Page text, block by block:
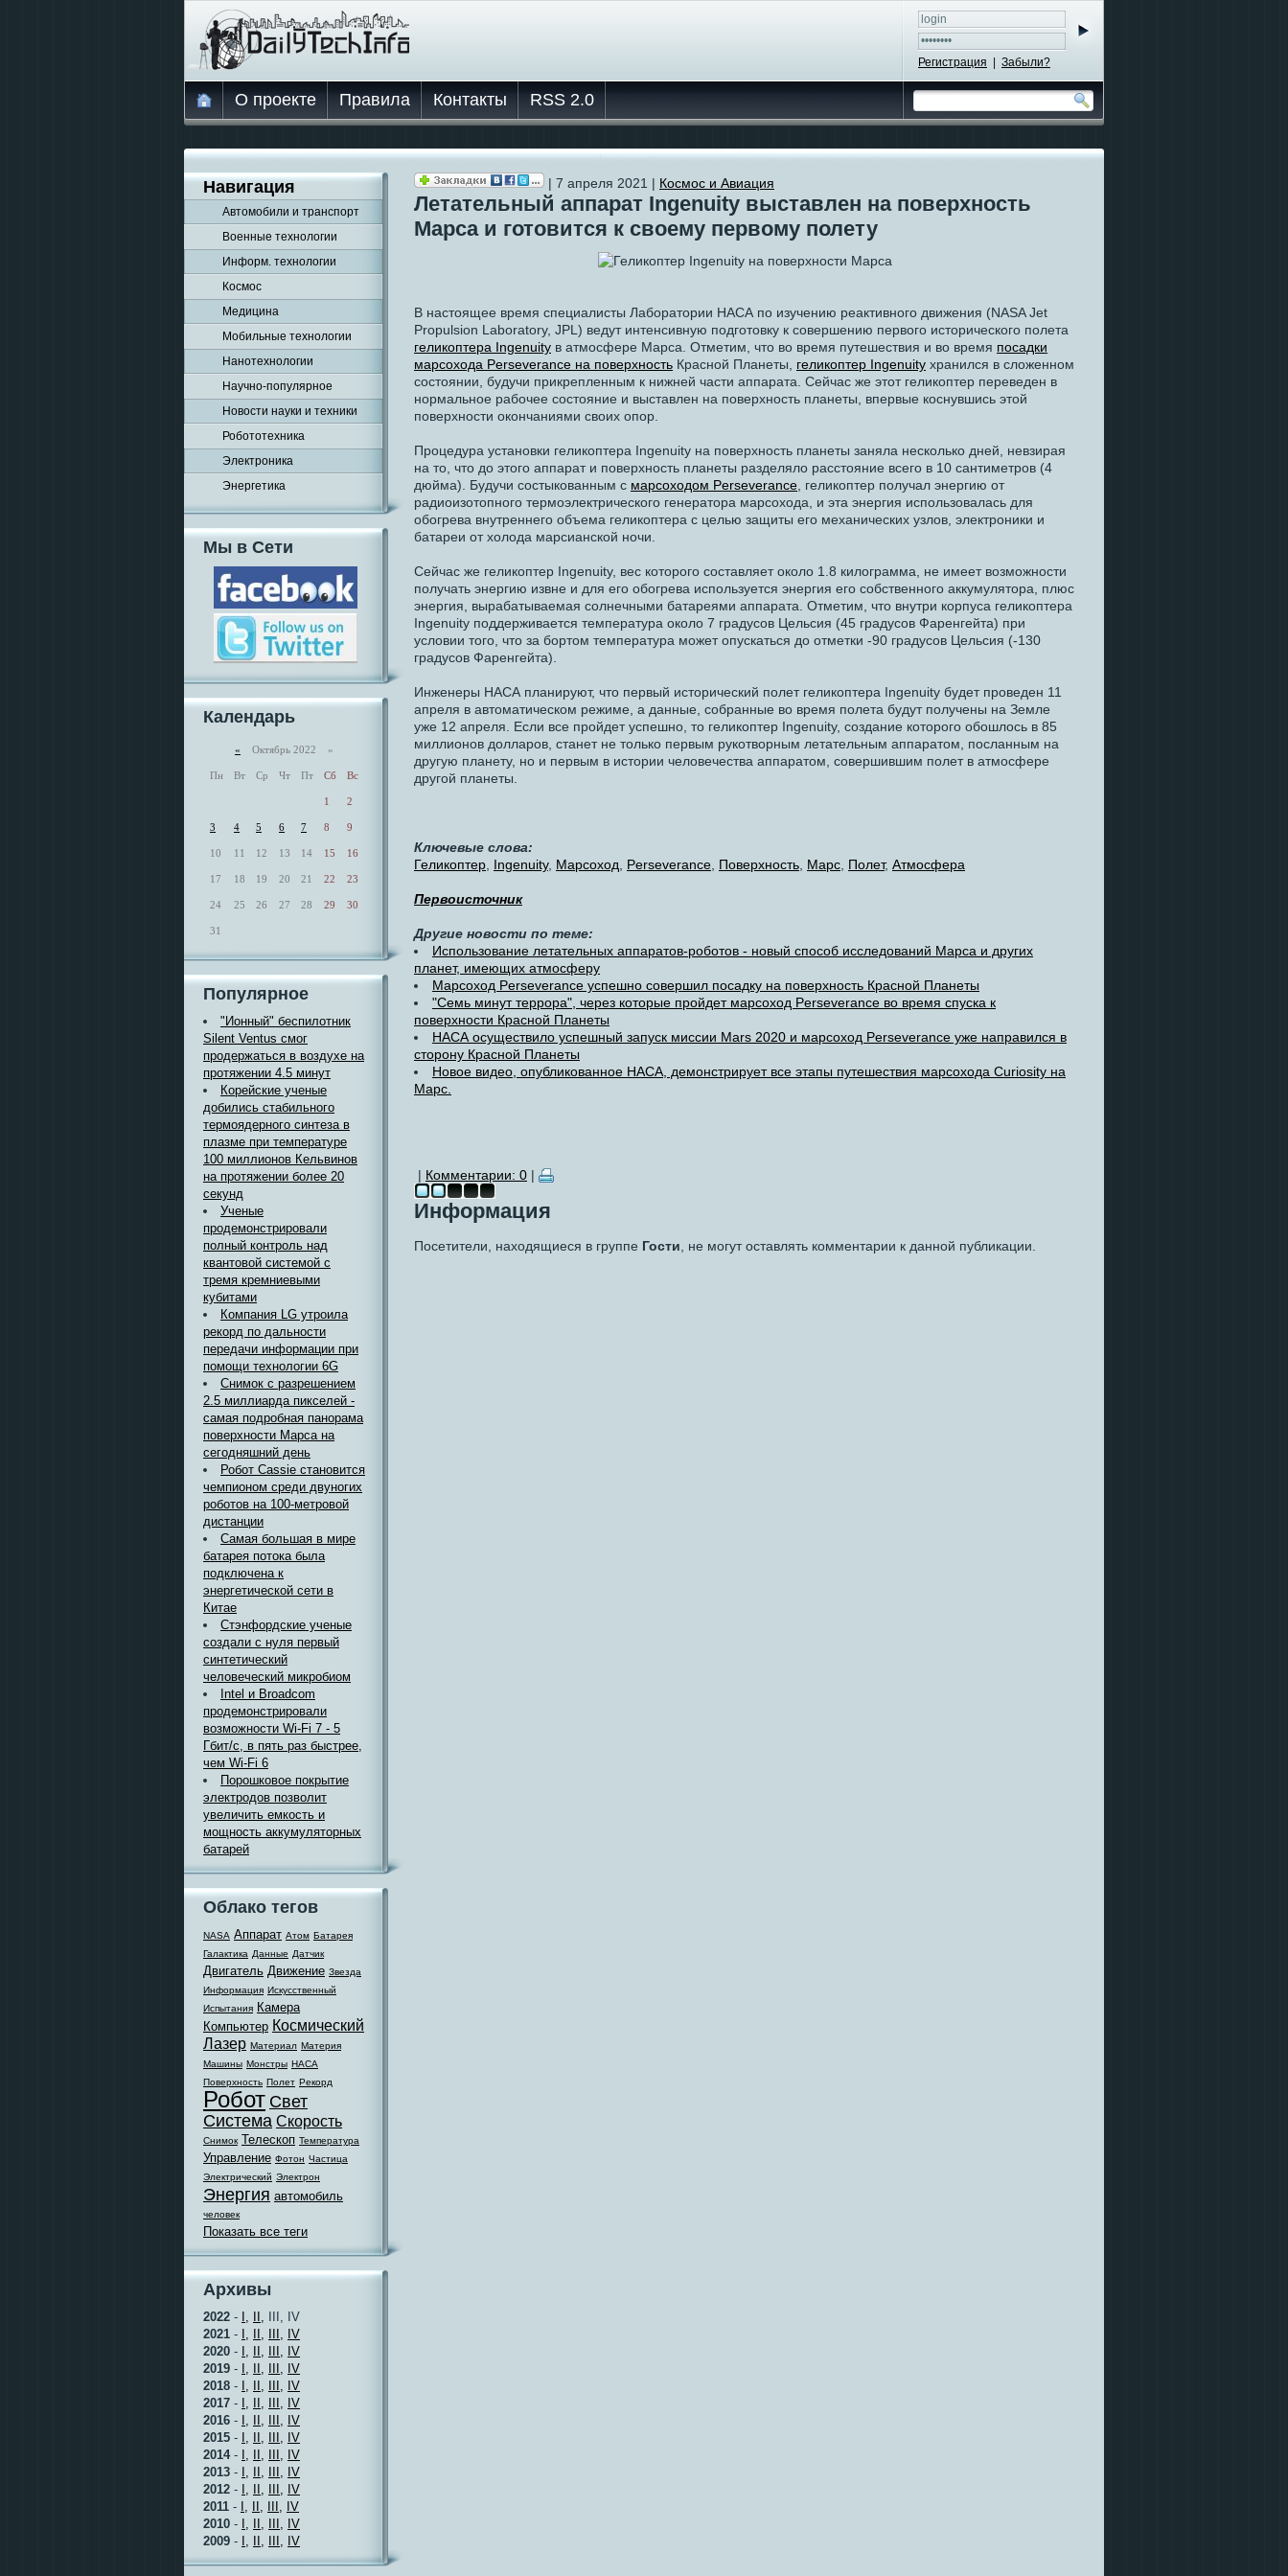
Регистрация Забыли?
О проекте Правила Контакты RSS 2.0
Навигация
Автомобили и транспорт
Военные технологии
Информ. технологии
Космос
Медицина
Мобильные технологии
Нанотехнологии
Научно-популярное
Новости науки и техники
Робототехника
Электроника
Энергетика
Мы в Сети
Календарь
« Октябрь 2022 »
Пн Вт Ср Чт Пт Сб Вс
1 2
3 4 5 6 7 8 9
10 11 12 13 14 15 16
17 18 19 20 21 22 23
24 25 26 27 28 29 30
31
Популярное
"Ионный" беспилотник
Silent Ventus смог
продержаться в воздухе на
протяжении 4.5 минут
Корейские ученые
добились стабильного
термоядерного синтеза в
плазме при температуре
100 миллионов Кельвинов
на протяжении более 20
секунд
Ученые
продемонстрировали
полный контроль над
квантовой системой с
тремя кремниевыми
кубитами
Компания LG утроила
рекорд по дальности
передачи информации при
помощи технологии 6G
Снимок с разрешением
2.5 миллиарда пикселей -
самая подробная панорама
поверхности Марса на
сегодняшний день
Робот Cassie становится
чемпионом среди двуногих
роботов на 100-метровой
дистанции
Самая большая в мире
батарея потока была
подключена к
энергетической сети в
Китае
Стэнфордские ученые
создали с нуля первый
синтетический
человеческий микробиом
Intel и Broadcom
продемонстрировали
возможности Wi-Fi 7 - 5
Гбит/с, в пять раз быстрее,
чем Wi-Fi 6
Порошковое покрытие
электродов позволит
увеличить емкость и
мощность аккумуляторных
батарей
Облако тегов
NASA Аппарат Атом Батарея
Галактика Данные Датчик
Двигатель Движение Звезда
Информация Искусственный
Испытания Камера
Компьютер Космический
Лазер Материал Материя
Машины Монстры НАСА
Поверхность Полет Рекорд
Робот Свет
Система Скорость
Снимок Телескоп Температура
Управление Фотон Частица
Электрический Электрон
Энергия автомобиль
человек
Показать все теги
Архивы
2022 - I, II, III, IV
2021 - I, II, III, IV
2020 - I, II, III, IV
2019 - I, II, III, IV
2018 - I, II, III, IV
2017 - I, II, III, IV
2016 - I, II, III, IV
2015 - I, II, III, IV
2014- I, II, III, IV
2013 - I, II, III, IV
2012 - I, II, III, IV
2011 - I, II, III, IV
2010 - I, II, III, IV
2009 - I, II, III, IV
| 7 апреля 2021 | Космос и Авиация
Летательный аппарат Ingenuity выставлен на поверхность
Марса и готовится к своему первому полету
В настоящее время специалисты Лаборатории НАСА по изучению реактивного движения (NASA Jet
Propulsion Laboratory, JPL) ведут интенсивную подготовку к совершению первого исторического полета
геликоптера Ingenuity в атмосфере Марса. Отметим, что во время путешествия и во время посадки
марсохода Perseverance на поверхность Красной Планеты, геликоптер Ingenuity хранился в сложенном
состоянии, будучи прикрепленным к нижней части аппарата. Сейчас же этот геликоптер переведен в
нормальное рабочее состояние и выставлен на поверхность планеты, впервые коснувшись этой
поверхности окончаниями своих опор.
Процедура установки геликоптера Ingenuity на поверхность планеты заняла несколько дней, невзирая
на то, что до этого аппарат и поверхность планеты разделяло расстояние всего в 10 сантиметров (4
дюйма). Будучи состыкованным с марсоходом Perseverance , геликоптер получал энергию от
радиоизотопного термоэлектрического генератора марсохода, и эта энергия использовалась для
обогрева внутреннего объема геликоптера с целью защиты его механических узлов, электроники и
батареи от холода марсианской ночи.
Сейчас же геликоптер Ingenuity, вес которого составляет около 1.8 килограмма, не имеет возможности
получать энергию извне и для его обогрева используется энергия его собственного аккумулятора, плюс
энергия, вырабатываемая солнечными батареями аппарата. Отметим, что внутри корпуса геликоптера
Ingenuity поддерживается температура около 7 градусов Цельсия (45 градусов Фаренгейта) при
условии того, что за бортом температура может опускаться до отметки -90 градусов Цельсия (-130
градусов Фаренгейта).
Инженеры НАСА планируют, что первый исторический полет геликоптера Ingenuity будет проведен 11
апреля в автоматическом режиме, а данные, собранные во время полета будут получены на Земле
уже 12 апреля. Если все пройдет успешно, то геликоптер Ingenuity, создание которого обошлось в 85
миллионов долларов, станет не только первым рукотворным летательным аппаратом, посланным на
другую планету, но и первым в истории человечества аппаратом, совершившим полет в атмосфере
другой планеты.
Ключевые слова:
Геликоптер Ingenuity, Марсоход Perseverance Поверхность Марс Полет, Атмосфера
Первоисточник
Другие новости по теме:
Использование летательных аппаратов-роботов - новый способ исследований Марса и других
планет, имеющих атмосферу
Марсоход Perseverance успешно совершил посадку на поверхность Красной Планеты
"Семь минут террора", через которые пройдет марсоход Perseverance во время спуска к
поверхности Красной Планеты
НАСА осуществило успешный запуск миссии Mars 2020 и марсоход Perseverance уже направился в
сторону Красной Планеты
Новое видео, опубликованное НАСА, демонстрирует все этапы путешествия марсохода Curiosity на
Марс.
| Комментарии: 0 |
Информация
Посетители, находящиеся в группе Гости, не могут оставлять комментарии к данной публикации.